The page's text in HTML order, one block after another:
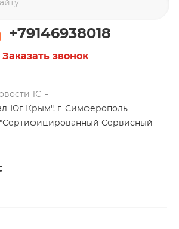
+79146938018
Заказать звонок
1С
Юг Крым", г. Симферополь
"Сертифицированный Сервисный
: